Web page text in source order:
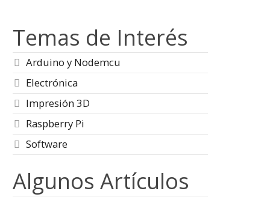
Temas de Interés
Arduino y Nodemcu
Electrónica
Impresión 3D
Raspberry Pi
Software
Algunos Artículos